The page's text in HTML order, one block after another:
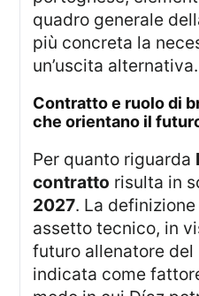
quadro generale
più concreta la
un’uscita alternativa.
contratto e ruolo di brazim díaz: elementi
che orientano il
Per quanto riguarda
contratto risulta in
2027. La
assetto tecnico, in
futuro allenatore del
indicata come